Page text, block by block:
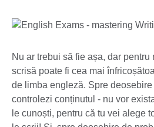
Nu ar trebui să fie așa, dar
scrisă poate fi cea mai
de limba engleză. Spre
controlezi conținutul - nu vor
le cunoști, pentru că tu vei alege